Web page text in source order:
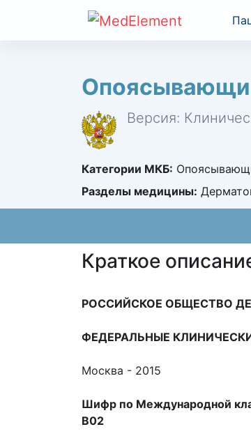
Версия:
Категории МКБ:
Разделы медицины:
Краткое
РОССИЙСКОЕ ОБЩЕСТВО
ФЕДЕРАЛЬНЫЕ
Москва - 2015
Шифр по Международной
B02